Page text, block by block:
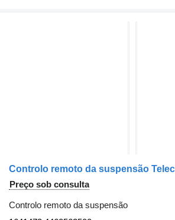
Preço sob consulta
Controlo remoto da suspensão